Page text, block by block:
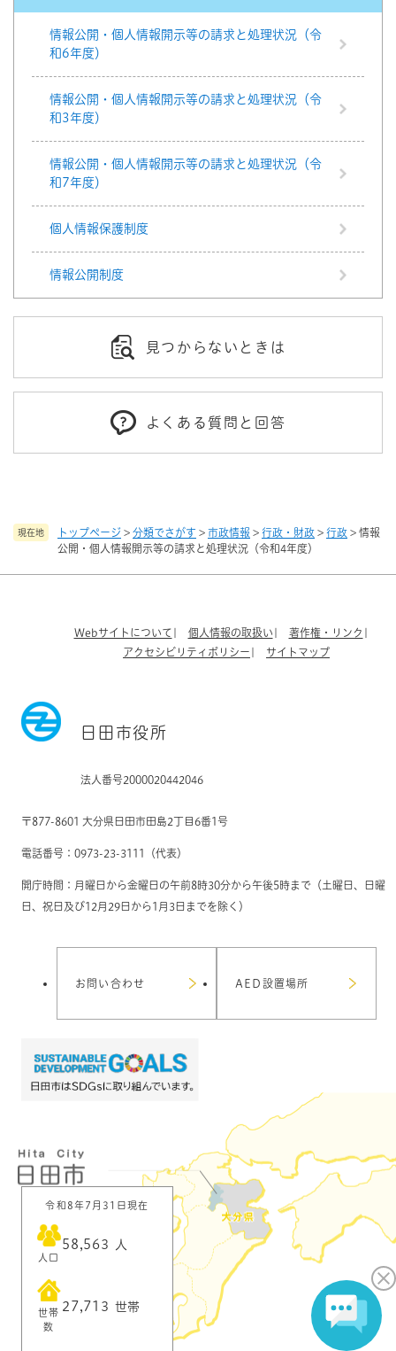
現在地 トップページ > 分類でさがす > 市政情報 > 行政・財政 > 行政 > 情報
公開・個人情報開示等の請求と処理状況（令和4年度）
情報公開・個人情報開示等の請求と処理状況（令
和6年度）
情報公開・個人情報開示等の請求と処理状況（令
和3年度）
情報公開・個人情報開示等の請求と処理状況（令
和7年度）
個人情報保護制度
情報公開制度
見つからないときは
よくある質問と回答
Webサイトについて 個人情報の取扱い
著作権・リンク
アクセシビリティポリシー
サイトマップ
日田市役所
法人番号2000020442046
〒877-8601 大分県日田市田島2丁目6番1号
電話番号：0973-23-3111（代表）
開庁時間：月曜日から金曜日の午前8時30分から午後5時まで（土曜日、日曜
日、祝日及び12月29日から1月3日までを除く）
お問い合わせ AED設置場所
令和8年7月31日現在
人口
58,563 人
世帯
数
27,713 世帯